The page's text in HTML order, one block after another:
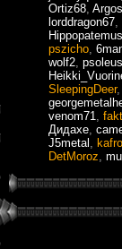
Ortiz68 Argos
lorddragon67
Hippopatemus
pszicho
wolf2 psoleus
SleepingDeer
venom71
Дидахе
J5metal
DetMoroz